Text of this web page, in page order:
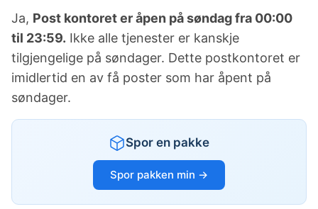
Ja, Post kontoret er åpen på søndag fra 00:00
til 23:59. Ikke alle tjenester er kanskje
tilgjengelige på søndager. Dette postkontoret er
imidlertid en av få poster som har åpent på
søndager.
Spor en pakke
Spor pakken min →